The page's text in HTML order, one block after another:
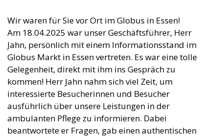
Wir waren für Sie vor Ort im Globus in Essen!
Am 18.04.2025 war unser Geschäftsführer, Herr
Jahn, persönlich mit einem Informationsstand im
Globus Markt in Essen vertreten. Es war eine tolle
Gelegenheit, direkt mit ihm ins Gespräch zu
kommen! Herr Jahn nahm sich viel Zeit, um
interessierte Besucherinnen und Besucher
ausführlich über unsere Leistungen in der
ambulanten Pflege zu informieren. Dabei
beantwortete er Fragen, gab einen authentischen